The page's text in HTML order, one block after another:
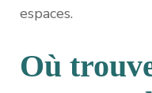
espaces.
Où